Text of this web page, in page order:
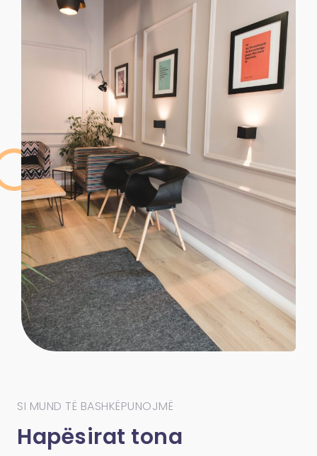
SI MUND TË BASHKËPUNOJMË
Hapësirat tona